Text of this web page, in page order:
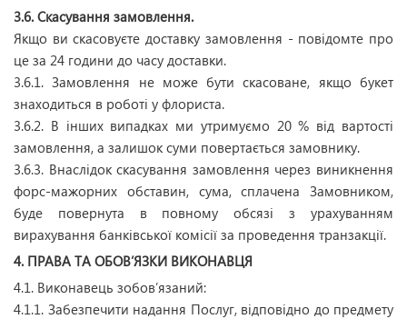
3.6. Скасування замовлення.
Якщо ви скасовуєте доставку замовлення - повідомте про
це за 24 години до часу доставки.
3.6.1. Замовлення не може бути скасоване, якщо букет
знаходиться в роботі у флориста.
3.6.2. В інших випадках ми утримуємо 20 % від вартості
замовлення, а залишок суми повертається замовнику.
3.6.3. Внаслідок скасування замовлення через виникнення
форс-мажорних обставин, сума, сплачена Замовником,
буде повернута в повному обсязі з урахуванням
вирахування банківської комісії за проведення транзакції.
4. ПРАВА ТА ОБОВ’ЯЗКИ ВИКОНАВЦЯ
4.1. Виконавець зобов’язаний:
4.1.1. Забезпечити надання Послуг, відповідно до предмету